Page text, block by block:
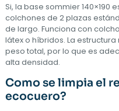
Si, la base sommier 140×190
colchones de 2 plazas
de largo. Funciona con
látex o híbridos. La
peso total, por lo que es
alta densidad.
Como se limpia el
ecocuero?